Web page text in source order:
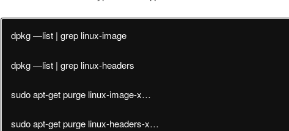
dpkg —list | grep linux-image
dpkg —list | grep linux-headers
sudo apt-get purge linux-image-x…
sudo apt-get purge linux-headers-x…